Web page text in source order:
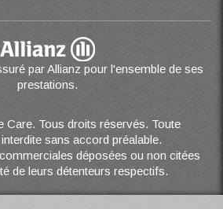
par Allianz pour l'ensemble de ses
prestations.
Care. Tous droits réservés. Toute
sans accord préalable.
déposées ou non citées
de leurs détenteurs respectifs.